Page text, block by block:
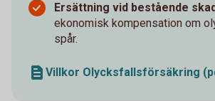
Ersättning vid bestående
ekonomisk kompensation om
spår.
Villkor Olycksfallsförsäkring